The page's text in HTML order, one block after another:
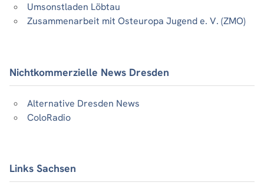
Umsonstladen Löbtau
Zusammenarbeit mit Osteuropa Jugend e. V. (ZMO)
Nichtkommerzielle News Dresden
Alternative Dresden News
ColoRadio
Links Sachsen